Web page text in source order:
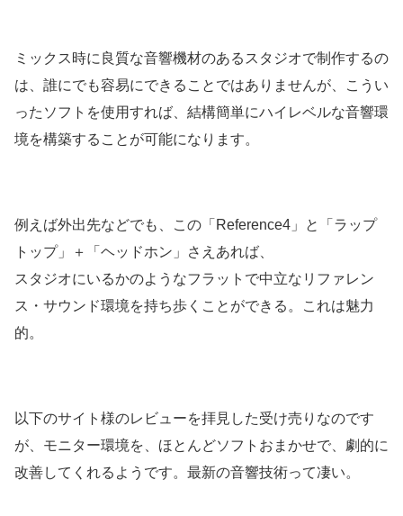
ミックス時に良質な音響機材のあるスタジオで制作するの
は、誰にでも容易にできることではありませんが、こうい
ったソフトを使用すれば、結構簡単にハイレベルな音響環
境を構築することが可能になります。
例えば外出先などでも、この「Reference4」と「ラップ
トップ」＋「ヘッドホン」さえあれば、
スタジオにいるかのようなフラットで中立なリファレン
ス・サウンド環境を持ち歩くことができる。これは魅力
的。
以下のサイト様のレビューを拝見した受け売りなのです
が、モニター環境を、ほとんどソフトおまかせで、劇的に
改善してくれるようです。最新の音響技術って凄い。